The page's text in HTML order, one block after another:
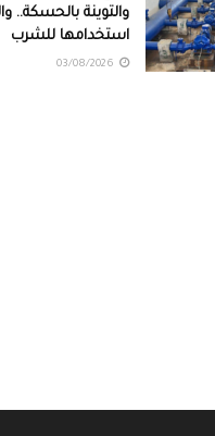
والتوينة بالحسكة..
استخدامها للشرب